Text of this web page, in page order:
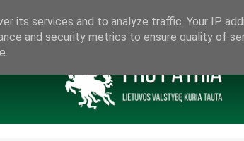
its services and to analyze traffic. Your IP
and security metrics to ensure quality of